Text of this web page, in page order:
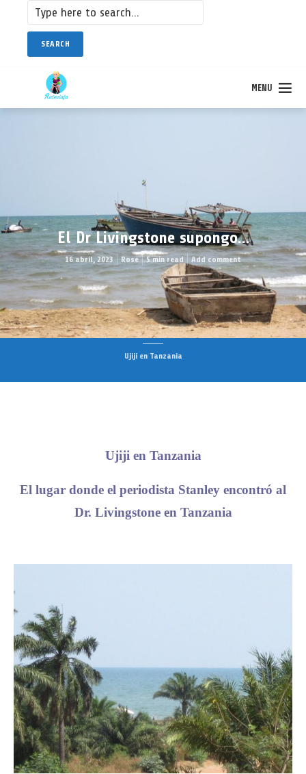
SEARCH
MENU
Ujiji en Tanzania
El Dr Livingstone supongo…
16 abril, 2023 Rose 5 min read Add comment
Ujiji en Tanzania
El lugar donde el periodista Stanley encontró al
Dr. Livingstone en Tanzania